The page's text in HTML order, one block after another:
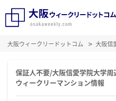
大阪ウィークリードットコム 大阪信
保証人不要/大阪信愛学院大学周
ウィークリーマンション情報